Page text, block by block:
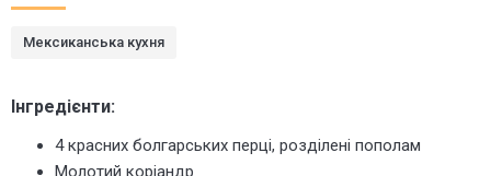
Мексиканська кухня
Інгредієнти:
4 красних болгарських перці, розділені пополам
Молотий коріандр